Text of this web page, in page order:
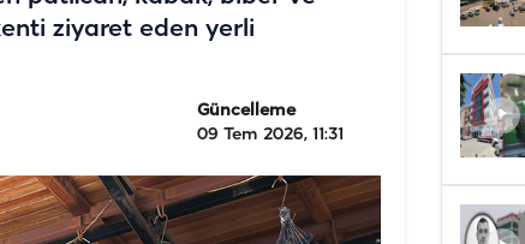
ziyaret eden yerli
Güncelleme
09 Tem 2026, 11:31